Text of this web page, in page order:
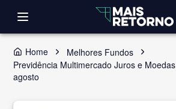
Home
Melhores Fundos
Previdência Multimercado Juros e Moedas
agosto